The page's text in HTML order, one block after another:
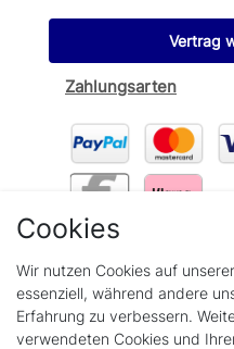
Vertrag
Zahlungsarten
Wir verschicken mit
Cookies
Wir nutzen Cookies auf
essenziell, während andere
Erfahrung zu verbessern.
verwendeten Cookies und